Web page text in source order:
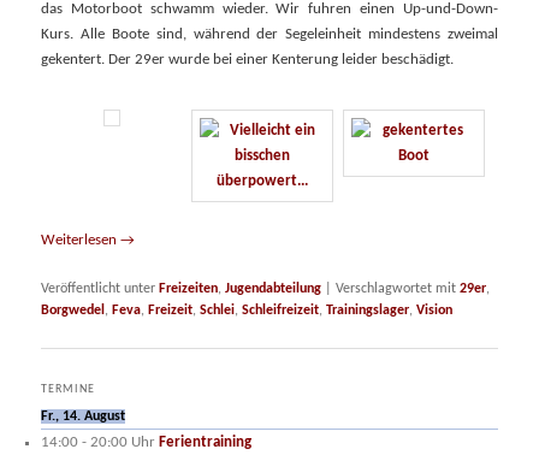
das Motorboot schwamm wieder. Wir fuhren einen Up-und-Down-
Kurs. Alle Boote sind, während der Segeleinheit mindestens zweimal
gekentert. Der 29er wurde bei einer Kenterung leider beschädigt.
Weiterlesen→
Veröffentlicht unter Freizeiten,Jugendabteilung |Verschlagwortet mit 29er,
Borgwedel , Feva, Freizeit,Schlei,Schleifreizeit,Trainingslager,Vision
TERMINE
Fr., 14. August
14:00 -20:00 Uhr Ferientraining